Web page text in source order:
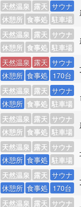
天然温泉 露天 サウナ
休憩所 食事処 駐車場
天然温泉 露天 サウナ
休憩所 食事処 駐車場
天然温泉 露天 サウナ
休憩所 食事処 170台
天然温泉 露天 サウナ
休憩所 食事処 駐車場
天然温泉 露天 サウナ
休憩所 食事処 駐車場
天然温泉 露天 サウナ
休憩所 食事処 駐車場
天然温泉 露天 サウナ
休憩所 食事処 170台
天然温泉 露天 サウナ